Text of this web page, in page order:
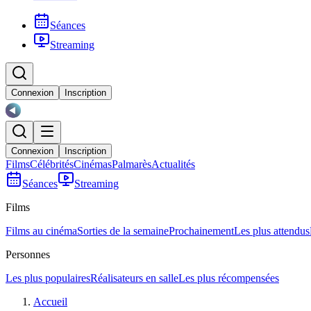
Séances
Streaming
Connexion Inscription
Connexion Inscription
FilmsCélébritésCinémasPalmarèsActualités
Séances
Streaming
Films
Films au cinémaSorties de la semaineProchainementLes plus attendus
Personnes
Les plus populairesRéalisateurs en salleLes plus récompensées
Accueil